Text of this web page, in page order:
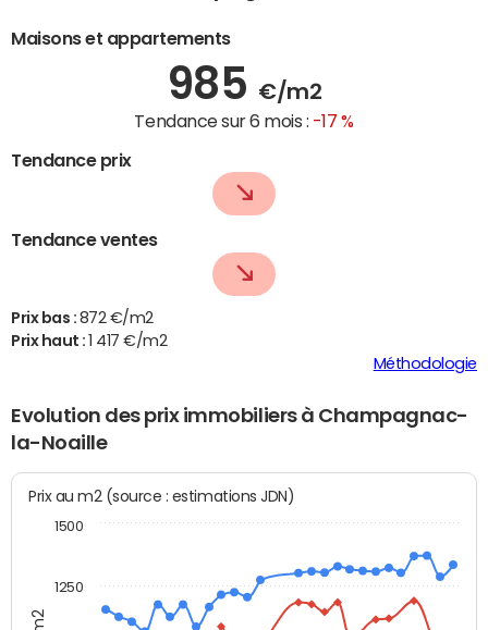
Maisons et appartements
985 €/m2
Tendance sur 6 mois : -17 %
Tendance prix
Tendance ventes
Prix bas : 872 €/m2
Prix haut :
1 417 €/m2
Méthodologie
Evolution des prix immobiliers à Champagnac-
la-Noaille
Prix au m2 (source : estimations JDN)
1250
1500